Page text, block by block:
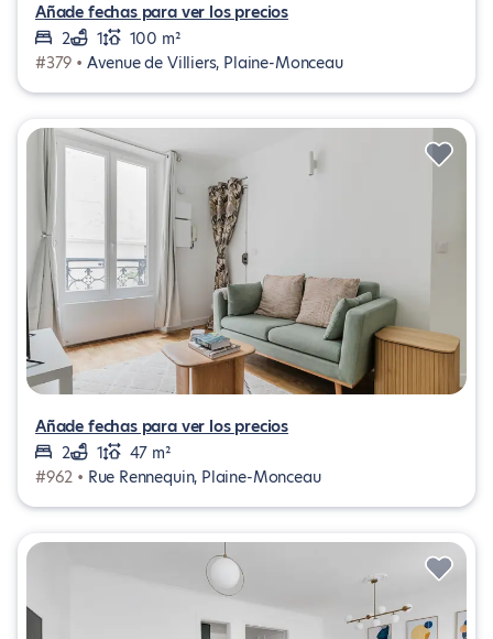
Añade fechas para ver los precios
2
1
100 m²
#379 • Avenue de Villiers, Plaine-Monceau
Añade fechas para ver los precios
2
1
47 m²
#962 • Rue Rennequin, Plaine-Monceau